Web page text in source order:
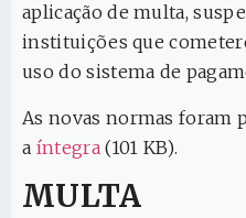
aplicação de multa,
instituições que
uso do sistema de
As novas normas foram
a íntegra(101 KB).
MULTA